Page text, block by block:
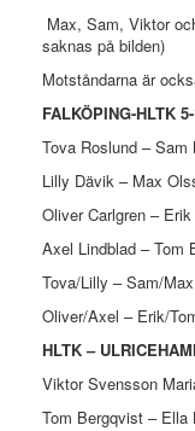
Max, Sam, Viktor
saknas på bilden)
Motståndarna är
FALKÖPING-HLTK 5-
Tova Roslund – Sam
Lilly Dävik – Max
Oliver Carlgren –
Axel Lindblad – Tom
Tova/Lilly – Sam/
Oliver/Axel – Erik/
HLTK –
Viktor Svensson
Tom Bergqvist – Ella